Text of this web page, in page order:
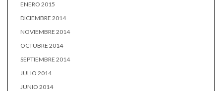
ENERO 2015
DICIEMBRE 2014
NOVIEMBRE 2014
OCTUBRE 2014
SEPTIEMBRE 2014
JULIO 2014
JUNIO 2014